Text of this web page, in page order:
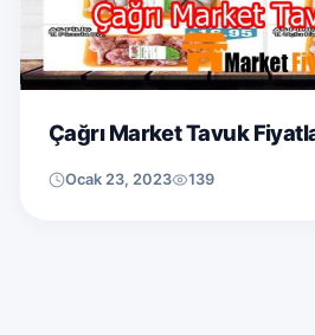
Çağrı Market Tavuk
Ocak 23, 2023 139